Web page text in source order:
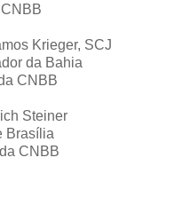
Krieger, SCJ
da Bahia
CNBB
Steiner
Brasília
CNBB